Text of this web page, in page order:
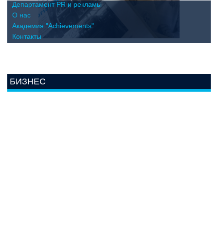
Департамент PR и рекламы
О нас
Академия "Achievements"
Контакты
БИЗНЕС